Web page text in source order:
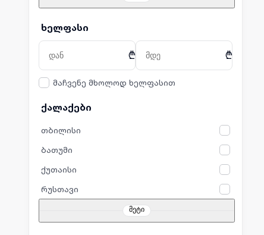
ხელფასი
₾ ₾
მაჩვენე მხოლოდ ხელფასით
ქალაქები
თბილისი
ბათუმი
ქუთაისი
რუსთავი
მეტი